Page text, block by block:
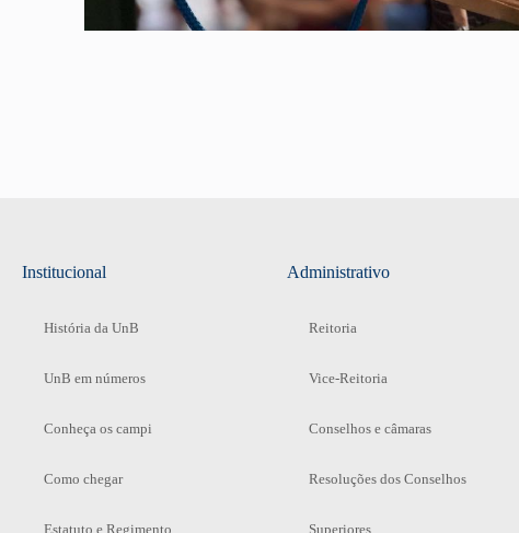
Institucional
História da UnB
UnB em números
Conheça os campi
Como chegar
Estatuto e Regimento
Administrativo
Reitoria
Vice-Reitoria
Conselhos e câmaras
Resoluções dos Conselhos
Superiores